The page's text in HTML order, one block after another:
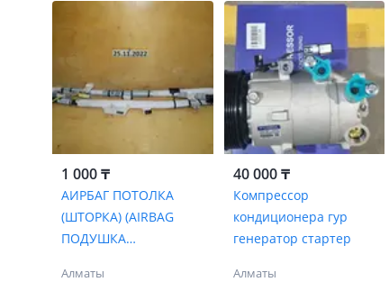
1 000 ₸
АИРБАГ ПОТОЛКА
(ШТОРКА) (AIRBAG
ПОДУШКА
АССОРТИМЕНТЕ)
Алматы
40 000 ₸
Компрессор
кондиционера гур
генератор стартер
Алматы